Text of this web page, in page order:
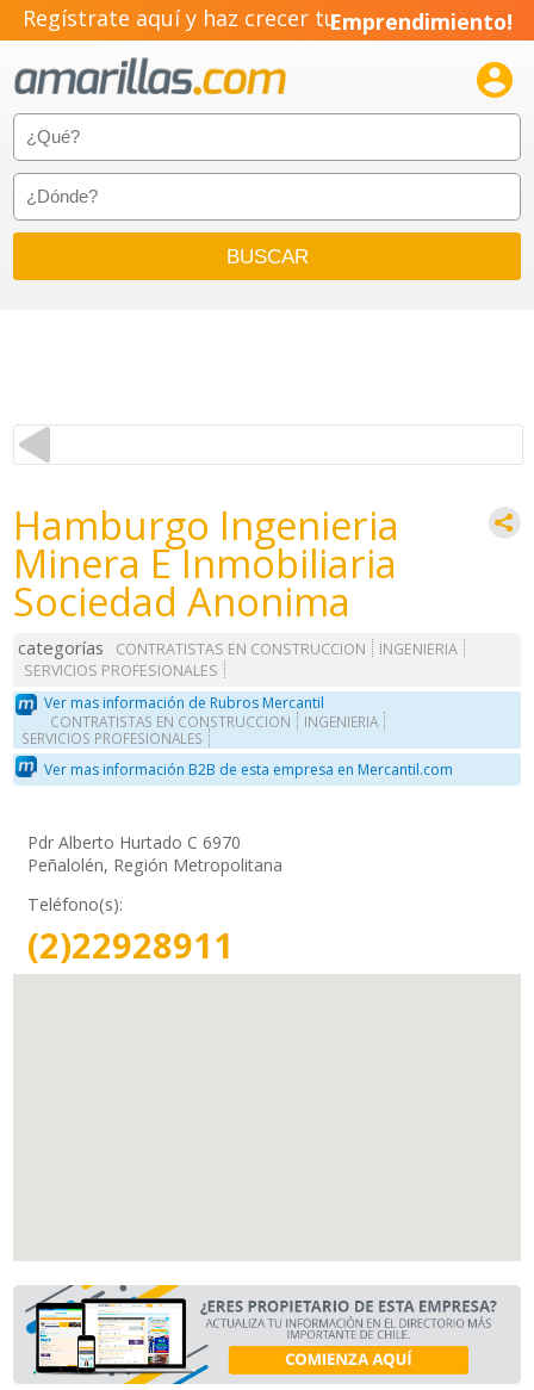
Regístrate aquí y haz crecer tuEmprendimiento!

Hamburgo Ingenieria
Minera E Inmobiliaria
Sociedad Anonima
categorías CONTRATISTAS EN CONSTRUCCION
INGENIERIA
SERVICIOS PROFESIONALES
Ver mas información de Rubros Mercantil
CONTRATISTAS EN CONSTRUCCION
INGENIERIA
SERVICIOS PROFESIONALES
Ver mas información B2B de esta empresa en Mercantil.com
Pdr Alberto Hurtado C 6970
Peñalolén, Región Metropolitana
Teléfono(s):
(2)22928911